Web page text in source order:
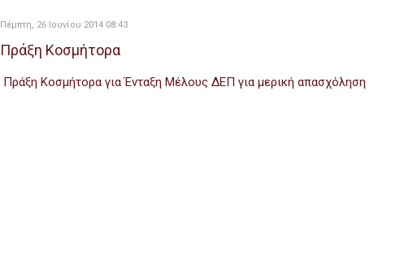
Πέμπτη, 26 Ιουνίου 2014 08:43
Πράξη Κοσμήτορα
Πράξη Κοσμήτορα για Ένταξη Μέλους ΔΕΠ για μερική απασχόληση